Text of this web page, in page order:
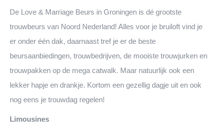
De Love & Marriage Beurs in Groningen is dé grootste
trouwbeurs van Noord Nederland! Alles voor je bruiloft vind je
er onder één dak, daarnaast tref je er de beste
beursaanbiedingen, trouwbedrijven, de mooiste trouwjurken en
trouwpakken op de mega catwalk. Maar natuurlijk ook een
lekker hapje en drankje. Kortom een gezellig dagje uit en ook
nog eens je trouwdag regelen!
Limousines